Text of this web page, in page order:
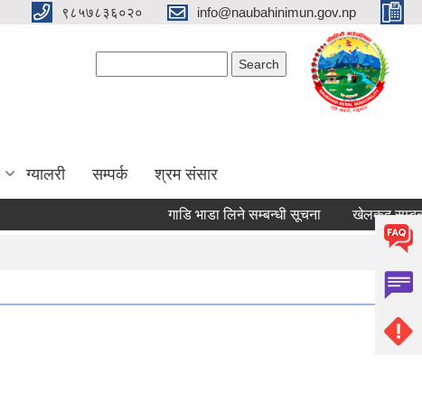
९८५७८३६०२० info@naubahinimun.gov.np
ग्यालरी सम्पर्क श्रम संसार
गाडि भाडा लिने सम्बन्धी सूचना खेलकुद सम्बन्धी